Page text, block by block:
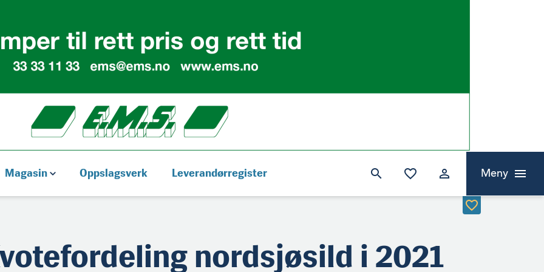
Magasin Oppslagsverk Leverandørregister Meny
nordsjøsild i 2021